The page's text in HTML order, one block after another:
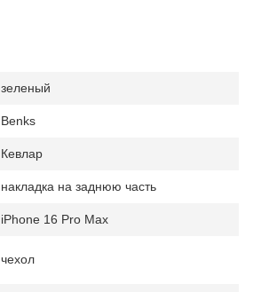
зеленый
Benks
Кевлар
накладка на заднюю часть
iPhone 16 Pro Max
чехол